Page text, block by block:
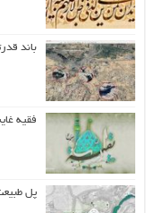
باند
فقیه
پل